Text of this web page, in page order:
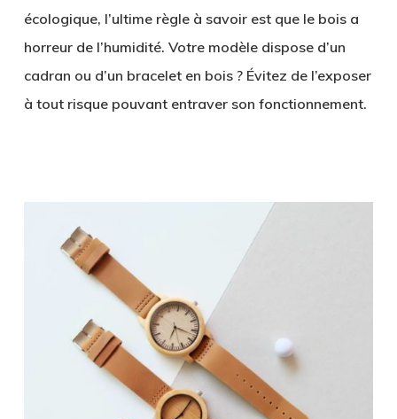
écologique, l’ultime règle à savoir est que le bois a
horreur de l’humidité. Votre modèle dispose d’un
cadran ou d’un bracelet en bois ? Évitez de l’exposer
à tout risque pouvant entraver son fonctionnement.